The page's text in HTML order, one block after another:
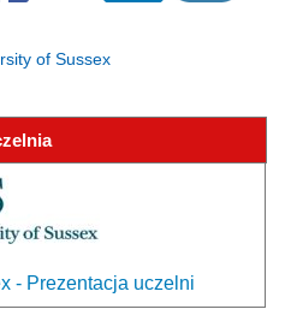
of Sussex
- Prezentacja uczelni